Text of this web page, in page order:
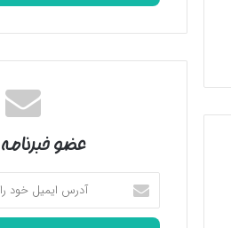
عضو
آدرس
ایمیل
خود